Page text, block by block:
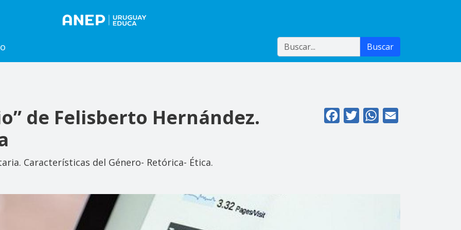
Buscar Buscar
FacebookTwitterWhatsApp
de Felisberto Hernández.
Características del Género- Retórica- Ética.